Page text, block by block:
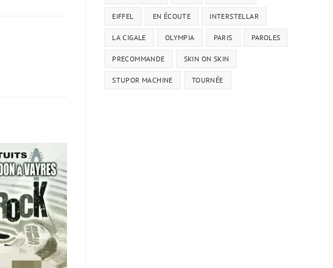
EIFFEL EN ÉCOUTE INTERSTELLAR
LA CIGALE OLYMPIA PARIS PAROLES
PRECOMMANDE SKIN ON SKIN
STUPOR MACHINE TOURNÉE